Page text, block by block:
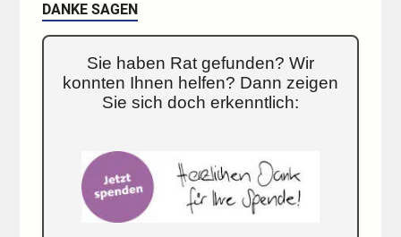
DANKE SAGEN
Sie haben Rat gefunden? Wir
konnten Ihnen helfen? Dann zeigen
Sie sich doch erkenntlich: